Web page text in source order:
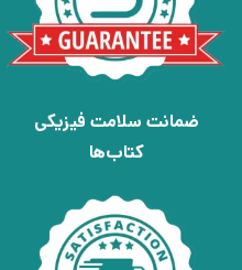
ضمانت سلامت فیزیکی
کتاب‌ها